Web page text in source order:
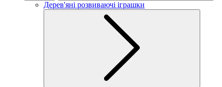
Дерев'яні розвиваючі іграшки